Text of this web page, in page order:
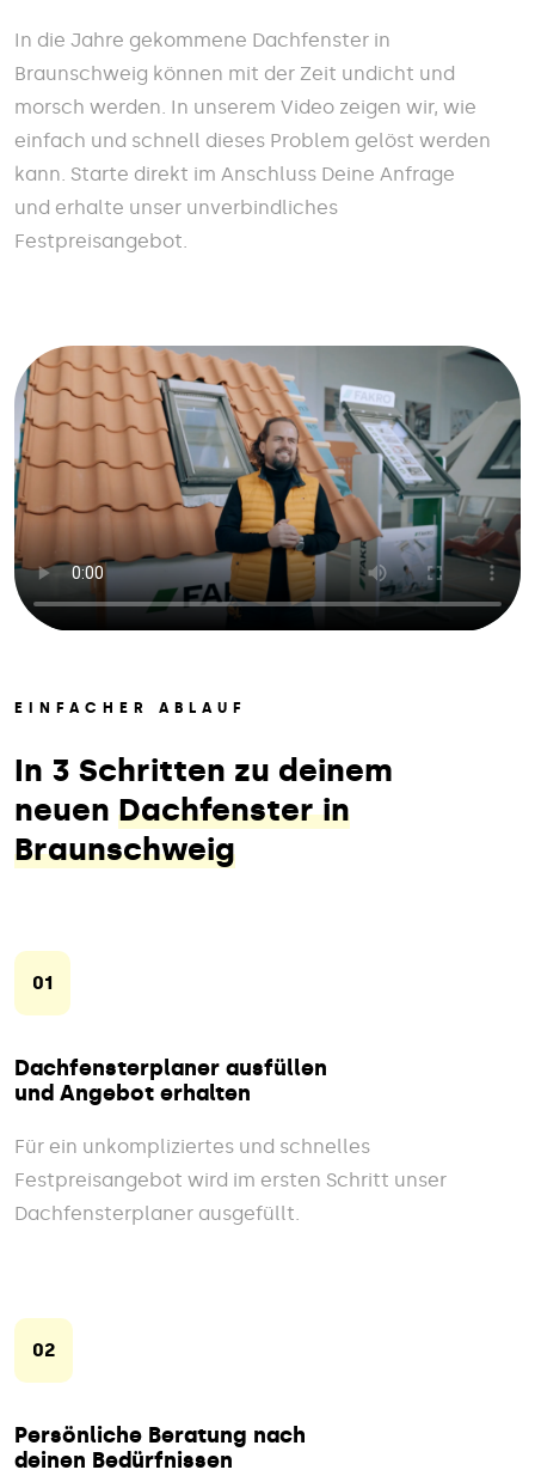
In die Jahre gekommene Dachfenster in
Braunschweig können mit der Zeit undicht und
morsch werden. In unserem Video zeigen wir, wie
einfach und schnell dieses Problem gelöst werden
kann. Starte direkt im Anschluss Deine Anfrage
und erhalte unser unverbindliches
Festpreisangebot.
EINFACHER ABLAUF
In 3 Schritten zu deinem
neuen Dachfenster in
Braunschweig
01
Dachfensterplaner ausfüllen
und Angebot erhalten
Für ein unkompliziertes und schnelles
Festpreisangebot wird im ersten Schritt unser
Dachfensterplaner ausgefüllt.
02
Persönliche Beratung nach
deinen Bedürfnissen